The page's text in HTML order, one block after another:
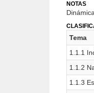
NOTAS
Tema
1.1.1
1.1.2
1.1.3